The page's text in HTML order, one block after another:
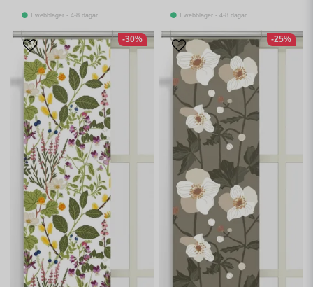
I webblager - 4-8 dagar I webblager - 4-8 dagar
-30% -25%